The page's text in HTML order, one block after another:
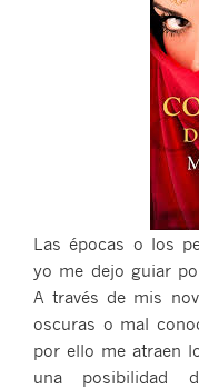
Las épocas o los
yo me dejo guiar
A través de mis
oscuras o mal
por ello me atraen
una posibilidad